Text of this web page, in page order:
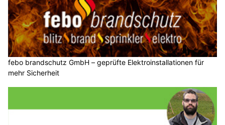
febo brandschutz GmbH – geprüfte Elektroinstallationen für
mehr Sicherheit